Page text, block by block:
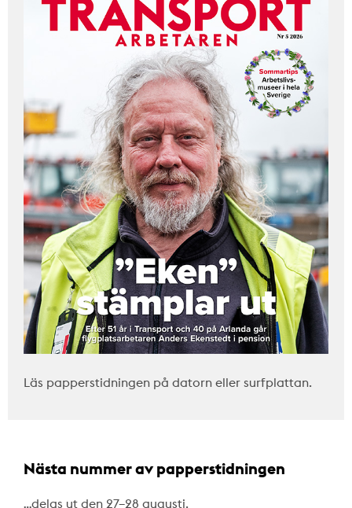
Läs papperstidningen på datorn eller surfplattan.
Nästa nummer av papperstidningen
…delas ut den 27–28 augusti.